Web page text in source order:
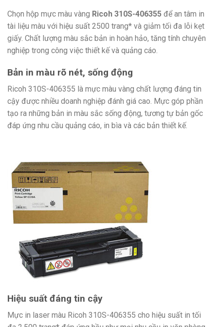
Chọn hộp mực màu vàng Ricoh 310S-406355 để an tâm in
tài liệu màu với hiệu suất 2500 trang* và giảm tối đa lỗi kẹt
giấy. Chất lượng màu sắc bản in hoàn hảo, tăng tính chuyên
nghiệp trong công việc thiết kế và quảng cáo.
Bản in màu rõ nét, sống động
Ricoh 310S-406355 là mực màu vàng chất lượng đáng tin
cậy được nhiều doanh nghiệp đánh giá cao. Mực góp phần
tạo ra những bản in màu sắc sống động, tương tự bản gốc
đáp ứng nhu cầu quảng cáo, in bìa và các bản thiết kế.
Hiệu suất đáng tin cậy
Mực in laser màu Ricoh 310S-406355 cho hiệu suất in tối